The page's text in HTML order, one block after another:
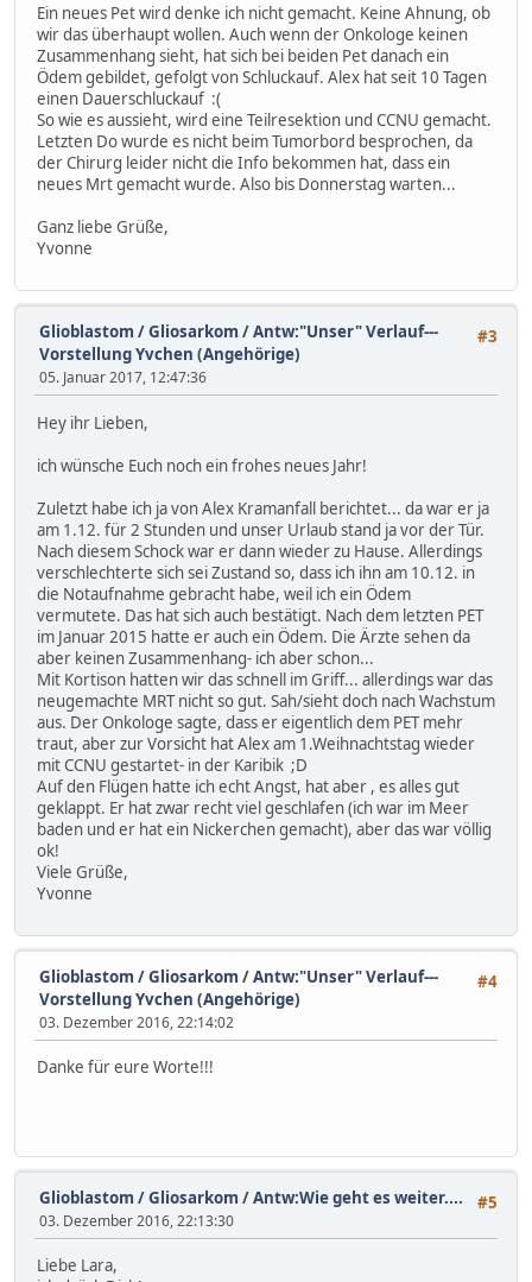
Ein neues Pet wird denke ich nicht gemacht. Keine Ahnung, ob
wir das überhaupt wollen. Auch wenn der Onkologe keinen
Zusammenhang sieht, hat sich bei beiden Pet danach ein
Ödem gebildet, gefolgt von Schluckauf. Alex hat seit 10 Tagen
einen Dauerschluckauf :(
So wie es aussieht, wird eine Teilresektion und CCNU gemacht.
Letzten Do wurde es nicht beim Tumorbord besprochen, da
der Chirurg leider nicht die Info bekommen hat, dass ein
neues Mrt gemacht wurde. Also bis Donnerstag warten...
Ganz liebe Grüße,
Yvonne
#3
Glioblastom / Gliosarkom /Antw:"Unser" Verlauf---
Vorstellung Yvchen (Angehörige)
05. Januar 2017, 12:47:36
Hey ihr Lieben,
ich wünsche Euch noch ein frohes neues Jahr!
Zuletzt habe ich ja von Alex Kramanfall berichtet... da war er ja
am 1.12. für 2 Stunden und unser Urlaub stand ja vor der Tür.
Nach diesem Schock war er dann wieder zu Hause. Allerdings
verschlechterte sich sei Zustand so, dass ich ihn am 10.12. in
die Notaufnahme gebracht habe, weil ich ein Ödem
vermutete. Das hat sich auch bestätigt. Nach dem letzten PET
im Januar 2015 hatte er auch ein Ödem. Die Ärzte sehen da
aber keinen Zusammenhang- ich aber schon...
Mit Kortison hatten wir das schnell im Griff... allerdings war das
neugemachte MRT nicht so gut. Sah/sieht doch nach Wachstum
aus. Der Onkologe sagte, dass er eigentlich dem PET mehr
traut, aber zur Vorsicht hat Alex am 1.Weihnachtstag wieder
mit CCNU gestartet- in der Karibik ;D
Auf den Flügen hatte ich echt Angst, hat aber , es alles gut
geklappt. Er hat zwar recht viel geschlafen (ich war im Meer
baden und er hat ein Nickerchen gemacht), aber das war völlig
ok!
Viele Grüße,
Yvonne
#4
Glioblastom / Gliosarkom /Antw:"Unser" Verlauf---
Vorstellung Yvchen (Angehörige)
03. Dezember 2016, 22:14:02
Danke für eure Worte!!!
#5
Glioblastom / Gliosarkom /Antw:Wie geht es weiter....
03. Dezember 2016, 22:13:30
Liebe Lara,